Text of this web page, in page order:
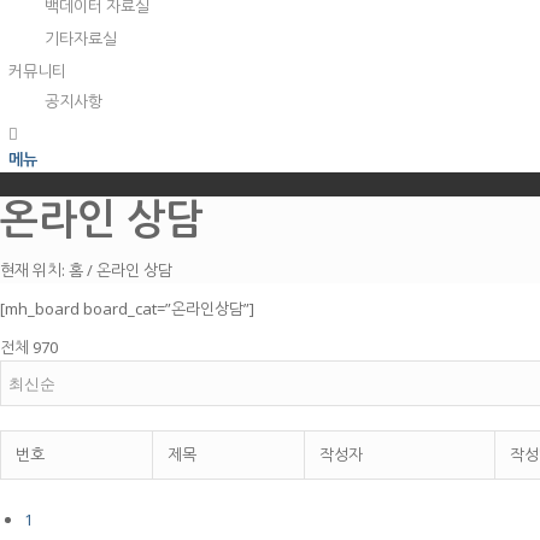
백데이터 자료실
기타자료실
커뮤니티
공지사항
메뉴
온라인 상담
현재 위치: 홈/온라인 상담
[mh_board board_cat=”온라인상담”]
전체 970
번호 제목 작성자 작
1